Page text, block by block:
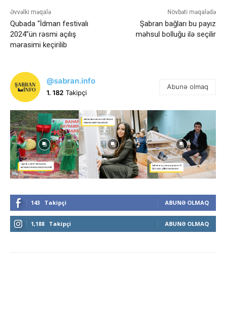
Əvvəlki məqalə
Qubada “İdman festivalı
2024”ün rəsmi açılış
mərasimi keçirilib
Növbəti məqalədə
Şabran bağları bu payız
məhsul bolluğu ilə seçilir
@sabran.info
1. 182 Takipçi
Abunə olmaq
143 Takipçi ABUNƏ OLMAQ
1,188 Takipçi ABUNƏ OLMAQ